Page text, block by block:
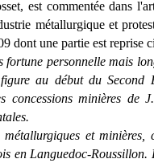
est commentée dans
métallurgique et
dont une partie est reprise
fortune personnelle mais
au début du Second
concessions minières
métallurgiques et
en Languedoc-